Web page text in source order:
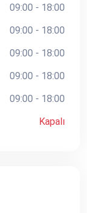
09:00 - 18:00
09:00 - 18:00
09:00 - 18:00
09:00 - 18:00
09:00 - 18:00
Kapalı